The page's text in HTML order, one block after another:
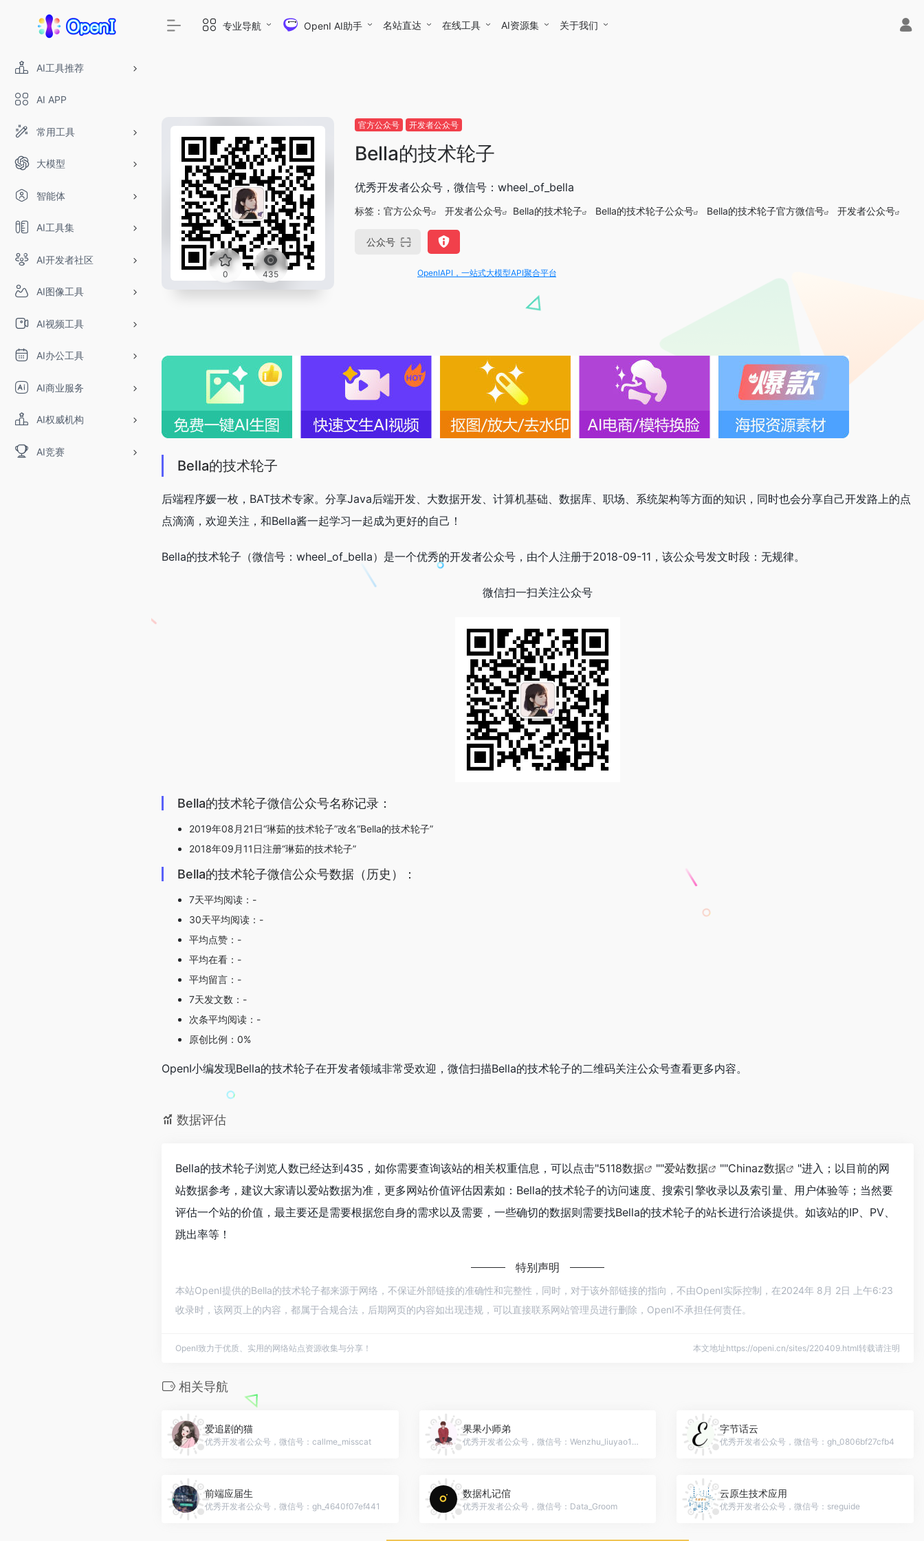
AI工具推荐
AI APP
常用工具
大模型
智能体
AI工具集
AI开发者社区
AI图像工具
AI视频工具
AI办公工具
AI商业服务
AI权威机构
AI竞赛
专业导航 OpenI AI助手 名站直达 在线工具 AI资源集 关于我们
0 435
官方公众号 开发者公众号
Bella的技术轮子
优秀开发者公众号，微信号：wheel_of_bella
标签： 官方公众号 开发者公众号 Bella的技术轮子 Bella的技术轮子公众号 Bella的技术轮子官方微信号 开发者公众号
公众号
OpenIAPI，一站式大模型API聚合平台
Bella的技术轮子
后端程序媛一枚，BAT技术专家。分享Java后端开发、大数据开发、计算机基础、数据库、职场、系统架构等方面的知识，同时也会分享自己开发路上的点
点滴滴，欢迎关注，和Bella酱一起学习一起成为更好的自己！
Bella的技术轮子（微信号：wheel_of_bella）是一个优秀的开发者公众号，由个人注册于2018-09-11，该公众号发文时段：无规律。
微信扫一扫关注公众号
Bella的技术轮子微信公众号名称记录：
2019年08月21日“琳茹的技术轮子”改名“Bella的技术轮子”
2018年09月11日注册“琳茹的技术轮子”
Bella的技术轮子微信公众号数据（历史）：
7天平均阅读：-
30天平均阅读：-
平均点赞：-
平均在看：-
平均留言：-
7天发文数：-
次条平均阅读：-
原创比例：0%
OpenI小编发现Bella的技术轮子在开发者领域非常受欢迎，微信扫描Bella的技术轮子的二维码关注公众号查看更多内容。
数据评估
Bella的技术轮子浏览人数已经达到435，如你需要查询该站的相关权重信息，可以点击"5118数据 ""爱站数据 ""Chinaz数据
"进入；以目前的网
站数据参考，建议大家请以爱站数据为准，更多网站价值评估因素如：Bella的技术轮子的访问速度、搜索引擎收录以及索引量、用户体验等；当然要
评估一个站的价值，最主要还是需要根据您自身的需求以及需要，一些确切的数据则需要找Bella的技术轮子的站长进行洽谈提供。如该站的IP、PV、
跳出率等！
特别声明
本站OpenI提供的Bella的技术轮子都来源于网络，不保证外部链接的准确性和完整性，同时，对于该外部链接的指向，不由OpenI实际控制，在2024年 8月 2日 上午6:23
收录时，该网页上的内容，都属于合规合法，后期网页的内容如出现违规，可以直接联系网站管理员进行删除，OpenI不承担任何责任。
OpenI致力于优质、实用的网络站点资源收集与分享！ 本文地址https://openi.cn/sites/220409.html转载请注明
相关导航
爱追剧的猫
优秀开发者公众号，微信号：callme_misscat
果果小师弟
优秀开发者公众号，微信号：Wenzhu_liuyao1001
字节话云
优秀开发者公众号，微信号：gh_0806bf27cfb4
前端应届生
优秀开发者公众号，微信号：gh_4640f07ef441
数据札记倌
优秀开发者公众号，微信号：Data_Groom
云原生技术应用
优秀开发者公众号，微信号：sreguide